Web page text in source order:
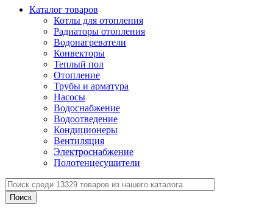
Каталог товаров
Котлы для отопления
Радиаторы отопления
Водонагреватели
Конвекторы
Теплый пол
Отопление
Трубы и арматура
Насосы
Водоснабжение
Водоотведение
Кондиционеры
Вентиляция
Электроснабжение
Полотенцесушители